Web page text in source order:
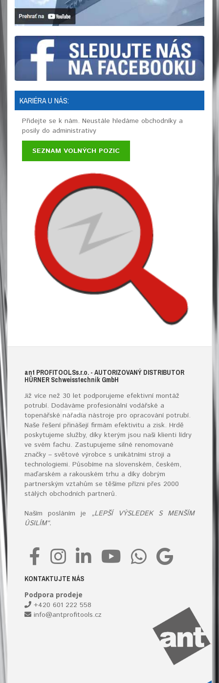
KARIÉRA U NÁS:
Přidejte se k nám. Neustále hledáme obchodníky a
posily do administrativy
SEZNAM VOLNÝCH POZIC
ant PROFITOOLSs.r.o. - AUTORIZOVANÝ DISTRIBUTOR
HÜRNER Schweisstechnik GmbH
Již více než 30 let podporujeme efektivní montáž
potrubí. Dodáváme profesionální vodářské a
topenářské nářadía nástroje pro opracování potrubí.
Naše řešení přinášejí firmám efektivitu a zisk. Hrdě
poskytujeme služby, díky kterým jsou naši klienti lídry
ve svém fachu. Zastupujeme silné renomované
značky – světové výrobce s unikátními stroji a
technologiemi. Působíme na slovenském, českém,
maďarském a rakouském trhu a díky dobrým
partnerským vztahům se těšíme přízni přes 2000
stálých obchodních partnerů.
Naším posláním je „LEPŠÍ VÝSLEDEK S MENŠÍM
ÚSILÍM“.
KONTAKTUJTE NÁS
Podpora prodeje
+420 601 222 558
info@antprofitools.cz